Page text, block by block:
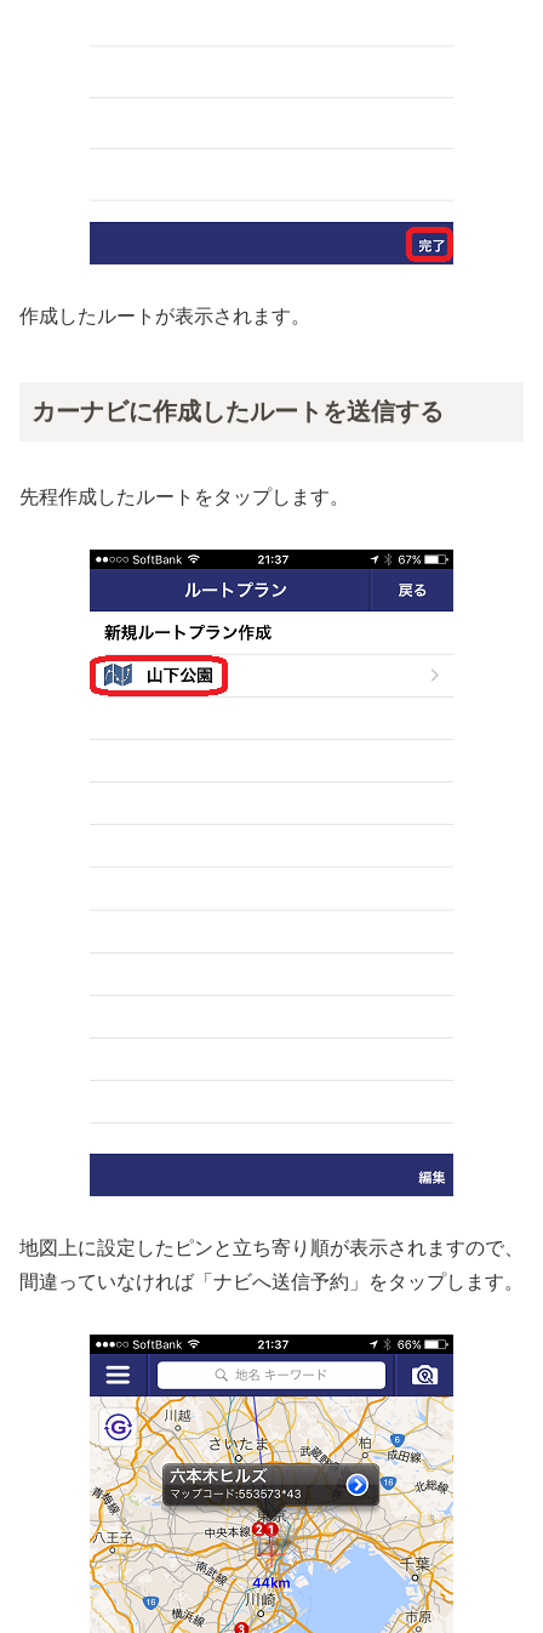
作成したルートが表示されます。
カーナビに作成したルートを送信する
先程作成したルートをタップします。
地図上に設定したピンと立ち寄り順が表示されますので、
間違っていなければ「ナビへ送信予約」をタップします。